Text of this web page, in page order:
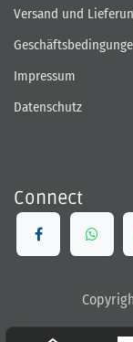
Versand und
Impressum
Datenschutz
Connect